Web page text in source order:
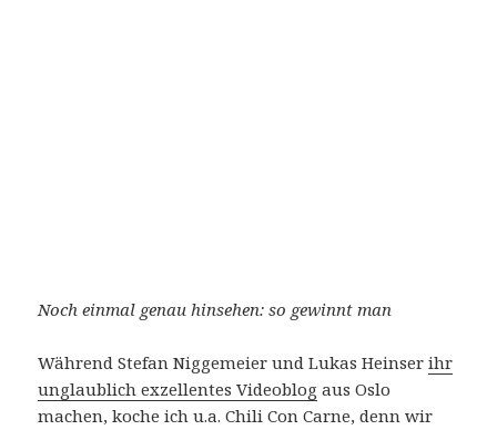
Noch einmal genau hinsehen: so gewinnt man
Während Stefan Niggemeier und Lukas Heinserihr
unglaublich exzellentes Videoblog aus Oslo
machen, koche ich u.a. Chili Con Carne, denn wir